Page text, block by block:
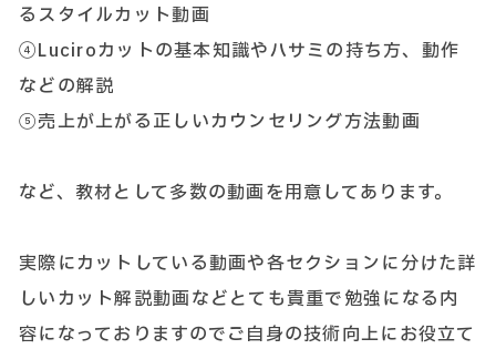
るスタイルカット動画
④Luciroカットの基本知識やハサミの持ち方、動作
などの解説
⑤売上が上がる正しいカウンセリング方法動画
など、教材として多数の動画を用意してあります。
実際にカットしている動画や各セクションに分けた詳
しいカット解説動画などとても貴重で勉強になる内
容になっておりますのでご自身の技術向上にお役立て